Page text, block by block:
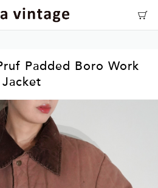
Padded Boro Work
Jacket